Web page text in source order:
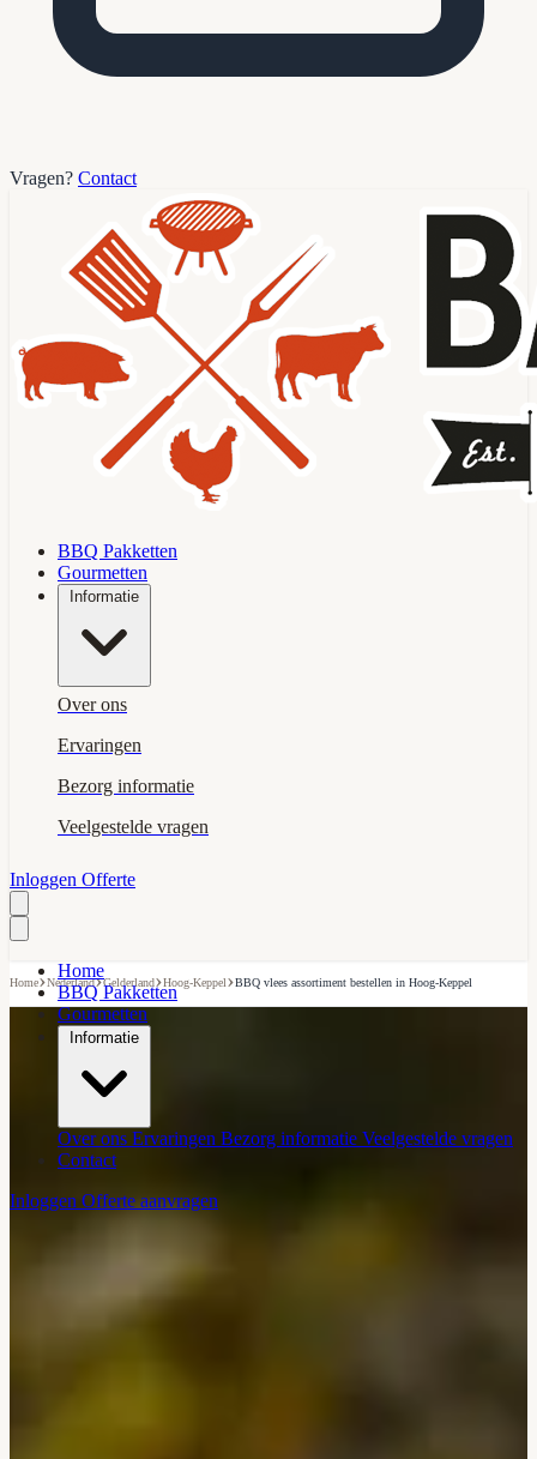
Vragen? Contact
BBQ Pakketten
Gourmetten
Informatie
Over ons
Ervaringen
Bezorg informatie
Veelgestelde vragen
Inloggen Offerte
Home
BBQ Pakketten
Gourmetten
Informatie
Over ons Ervaringen Bezorg informatie Veelgestelde vragen
Contact
Inloggen Offerte aanvragen
Home›Nederland›Gelderland›Hoog-Keppel›BBQ vlees assortiment bestellen in Hoog-Keppel